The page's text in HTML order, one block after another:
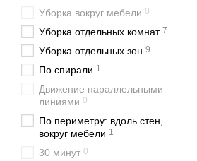
Уборка вокруг мебели 0
Уборка отдельных комнат 7
Уборка отдельных зон 9
По спирали 1
Движение параллельными
линиями 0
По периметру: вдоль стен,
вокруг мебели 1
30 минут 0